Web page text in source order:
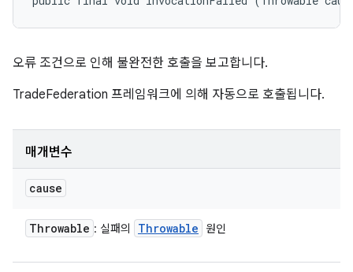
오류 조건으로 인해 불완전한 호출을 보고합니다.
TradeFederation 프레임워크에 의해 자동으로 호출됩니다.
매개변수
cause
Throwable : 실패의 Throwable 원인